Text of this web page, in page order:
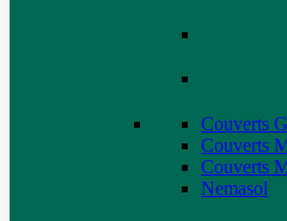
Couverts
Couverts
Couverts
Nemasol